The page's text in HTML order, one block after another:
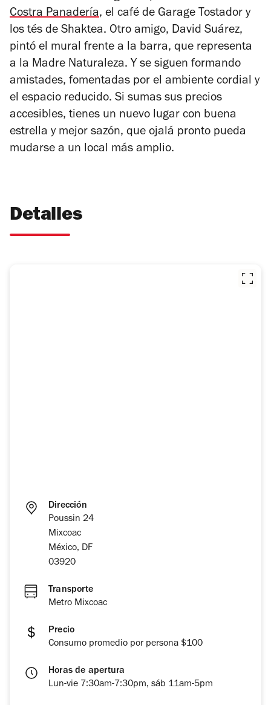
Costra Panadería, el café de Garage Tostador y
los tés de Shaktea. Otro amigo, David Suárez,
pintó el mural frente a la barra, que representa
a la Madre Naturaleza. Y se siguen formando
amistades, fomentadas por el ambiente cordial y
el espacio reducido. Si sumas sus precios
accesibles, tienes un nuevo lugar con buena
estrella y mejor sazón, que ojalá pronto pueda
mudarse a un local más amplio.
Detalles
Dirección
Poussin 24
Mixcoac
México, DF
03920
Transporte
Metro Mixcoac
Precio
Consumo promedio por persona $100
Horas de apertura
Lun-vie 7:30am-7:30pm, sáb 11am-5pm